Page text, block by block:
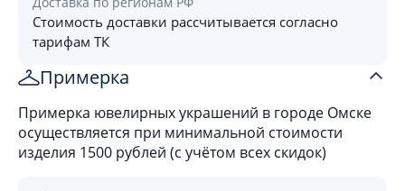
Стоимость доставки рассчитывается согласно
тарифам ТК
Примерка
Примерка ювелирных украшений в городе Омске
осуществляется при минимальной стоимости
изделия 1500 рублей (с учётом всех скидок)